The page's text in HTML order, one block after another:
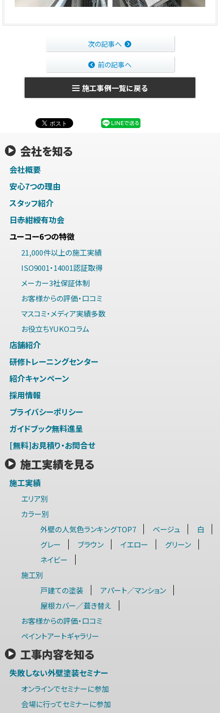
次の記事へ
前の記事へ
施工事例一覧に戻る
会社を知る
会社概要
安心7つの理由
スタッフ紹介
日赤紺綬有功会
ユーコー6つの特徴
21,000件以上の施工実績
ISO9001・14001認証取得
メーカー3社保証体制
お客様からの評価・口コミ
マスコミ・メディア実績多数
お役立ちYUKOコラム
店舗紹介
研修トレーニングセンター
紹介キャンペーン
採用情報
プライバシーポリシー
ガイドブック無料進呈
[無料]お見積り・お問合せ
施工実績を見る
施工実績
エリア別
カラー別
外壁の人気色ランキングTOP7
ベージュ
白
グレー
ブラウン イエロー
グリーン
ネイビー
施工別
戸建ての塗装
アパート／マンション
屋根カバー／葺き替え
お客様からの評価・口コミ
ペイントアートギャラリー
工事内容を知る
失敗しない外壁塗装セミナー
オンラインでセミナーに参加
会場に行ってセミナーに参加